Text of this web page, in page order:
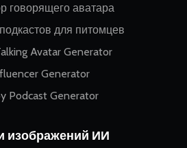
говорящего аватара
для питомцев
Avatar Generator
Generator
Podcast Generator
изображений ИИ